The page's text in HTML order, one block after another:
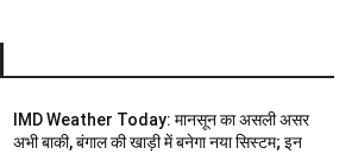
IMD Weather Today: मानसून का असली असर
अभी बाकी, बंगाल की खाड़ी में बनेगा नया सिस्टम; इन